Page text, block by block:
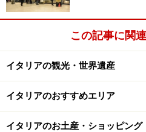
この記事に関
イタリアの観光・世界遺産
イタリアのおすすめエリア
イタリアのお土産・ショッピング